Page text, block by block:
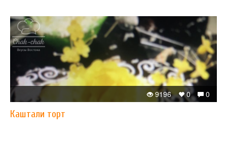
0
0
9196
Каштали торт